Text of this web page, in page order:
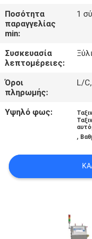
ΠΟΙΟΤΙΚΌΣ
ΈΛΕΓΧΟΣ
ΜΑΖΊ
ΜΑΣ
ΥΠΟΘΈΣΕΙΣ
ΠΡΟΣΦΟΡΆ
Ποσότητα
παραγγελίας
min:
1
Συσκευασία
λεπτομέρειες:
Όροι
πληρωμής:
L/
Υψηλό φως:
,